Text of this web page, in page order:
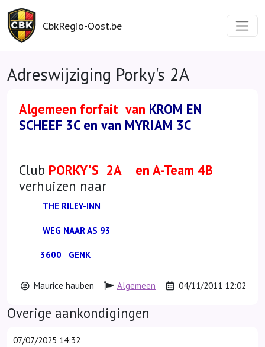
CbkRegio-Oost.be
Adreswijziging Porky's 2A
Algemeen forfait van KROM EN
SCHEEF 3C en van MYRIAM 3C
Club PORKY'S 2A en A-Team 4B
verhuizen naar
THE RILEY-INN
WEG NAAR AS 93
3600 GENK
Maurice hauben Algemeen 04/11/2011 12:02
Overige aankondigingen
07/07/2025 14:32